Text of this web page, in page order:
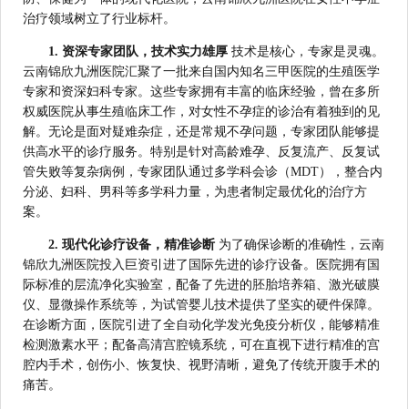
治疗领域树立了行业标杆。
1. 资深专家团队，技术实力雄厚 技术是核心，专家是灵魂。
云南锦欣九洲医院汇聚了一批来自国内知名三甲医院的生殖医学
专家和资深妇科专家。这些专家拥有丰富的临床经验，曾在多所
权威医院从事生殖临床工作，对女性不孕症的诊治有着独到的见
解。无论是面对疑难杂症，还是常规不孕问题，专家团队能够提
供高水平的诊疗服务。特别是针对高龄难孕、反复流产、反复试
管失败等复杂病例，专家团队通过多学科会诊（MDT），整合内
分泌、妇科、男科等多学科力量，为患者制定最优化的治疗方
案。
2. 现代化诊疗设备，精准诊断 为了确保诊断的准确性，云南
锦欣九洲医院投入巨资引进了国际先进的诊疗设备。医院拥有国
际标准的层流净化实验室，配备了先进的胚胎培养箱、激光破膜
仪、显微操作系统等，为试管婴儿技术提供了坚实的硬件保障。
在诊断方面，医院引进了全自动化学发光免疫分析仪，能够精准
检测激素水平；配备高清宫腔镜系统，可在直视下进行精准的宫
腔内手术，创伤小、恢复快、视野清晰，避免了传统开腹手术的
痛苦。